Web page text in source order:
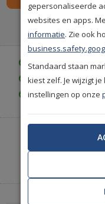
Spaar
Gratis bezorgd
Achteraf betalen is
Gratis achteraf
Heeft u hulp
+31(0)85
gepersonaliseerde
websites en apps.
informatie. Zie ook
Standaard staan
kiest zelf. Je wijzigt
instellingen op onze